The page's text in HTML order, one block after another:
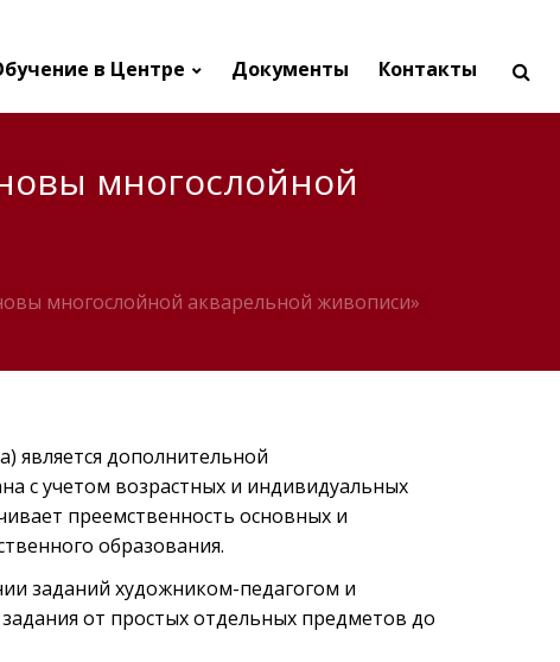
в Центре Документы Контакты
многослойной
многослойной акварельной живописи»
является дополнительной
с учетом возрастных и индивидуальных
преемственность основных и
образования.
заданий художником-педагогом и
от простых отдельных предметов до